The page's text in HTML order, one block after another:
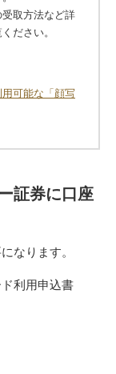
取方法など詳
ださい。
用可能な「顔写
証券に口座
なります。
利用申込書